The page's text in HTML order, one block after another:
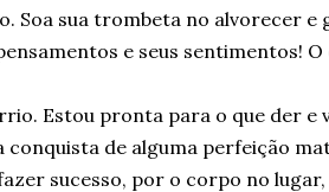
Soa sua trombeta no alvorecer e
e seus sentimentos!
Estou pronta para o que der e
conquista de alguma perfeição
sucesso, por o corpo no